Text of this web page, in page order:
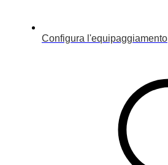
Configura l'equipaggiamento